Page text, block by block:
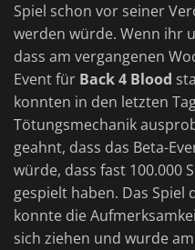
Spiel schon vor seiner
werden würde. Wenn ihr
dass am vergangenen
Event für Back 4 Blood
konnten in den letzten
Tötungsmechanik
geahnt, dass das Beta-
würde, dass fast 100.000
gespielt haben. Das Spiel
konnte die
sich ziehen und wurde